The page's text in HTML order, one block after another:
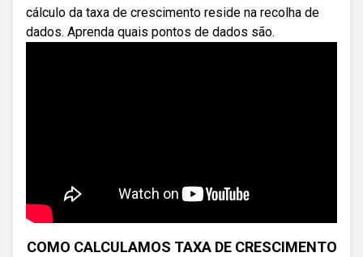
cálculo da taxa de crescimento reside na recolha de
dados. Aprenda quais pontos de dados são.
COMO CALCULAMOS TAXA DE CRESCIMENTO